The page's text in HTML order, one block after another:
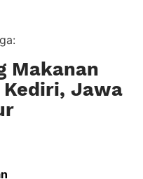
Makanan
Jawa